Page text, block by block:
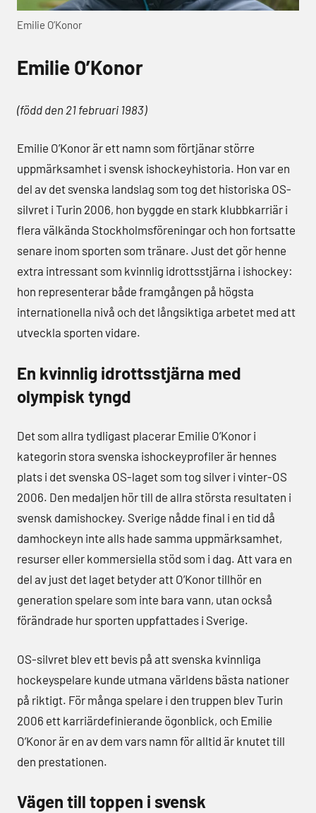
Emilie O’Konor
Emilie O’Konor
(född den 21 februari 1983)
Emilie O’Konor är ett namn som förtjänar större
uppmärksamhet i svensk ishockeyhistoria. Hon var en
del av det svenska landslag som tog det historiska OS-
silvret i Turin 2006, hon byggde en stark klubbkarriär i
flera välkända Stockholmsföreningar och hon fortsatte
senare inom sporten som tränare. Just det gör henne
extra intressant som kvinnlig idrottsstjärna i ishockey:
hon representerar både framgången på högsta
internationella nivå och det långsiktiga arbetet med att
utveckla sporten vidare.
En kvinnlig idrottsstjärna med
olympisk tyngd
Det som allra tydligast placerar Emilie O’Konor i
kategorin stora svenska ishockeyprofiler är hennes
plats i det svenska OS-laget som tog silver i vinter-OS
2006. Den medaljen hör till de allra största resultaten i
svensk damishockey. Sverige nådde final i en tid då
damhockeyn inte alls hade samma uppmärksamhet,
resurser eller kommersiella stöd som i dag. Att vara en
del av just det laget betyder att O’Konor tillhör en
generation spelare som inte bara vann, utan också
förändrade hur sporten uppfattades i Sverige.
OS-silvret blev ett bevis på att svenska kvinnliga
hockeyspelare kunde utmana världens bästa nationer
på riktigt. För många spelare i den truppen blev Turin
2006 ett karriärdefinierande ögonblick, och Emilie
O’Konor är en av dem vars namn för alltid är knutet till
den prestationen.
Vägen till toppen i svensk